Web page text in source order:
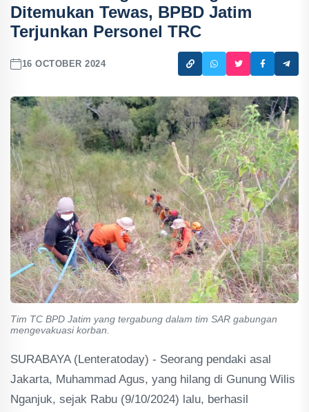
Ditemukan Tewas, BPBD Jatim
Terjunkan Personel TRC
16 OCTOBER 2024
Tim TC BPD Jatim yang tergabung dalam tim SAR gabungan
mengevakuasi korban.
SURABAYA (Lenteratoday) - Seorang pendaki asal
Jakarta, Muhammad Agus, yang hilang di Gunung Wilis
Nganjuk, sejak Rabu (9/10/2024) lalu, berhasil